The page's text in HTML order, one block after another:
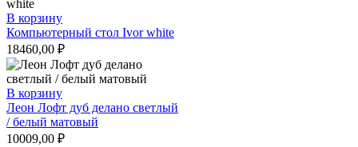
В корзину
Компьютерный стол Ivor white
18460,00 ₽
В корзину
Леон Лофт дуб делано светлый
/ белый матовый
10009,00 ₽